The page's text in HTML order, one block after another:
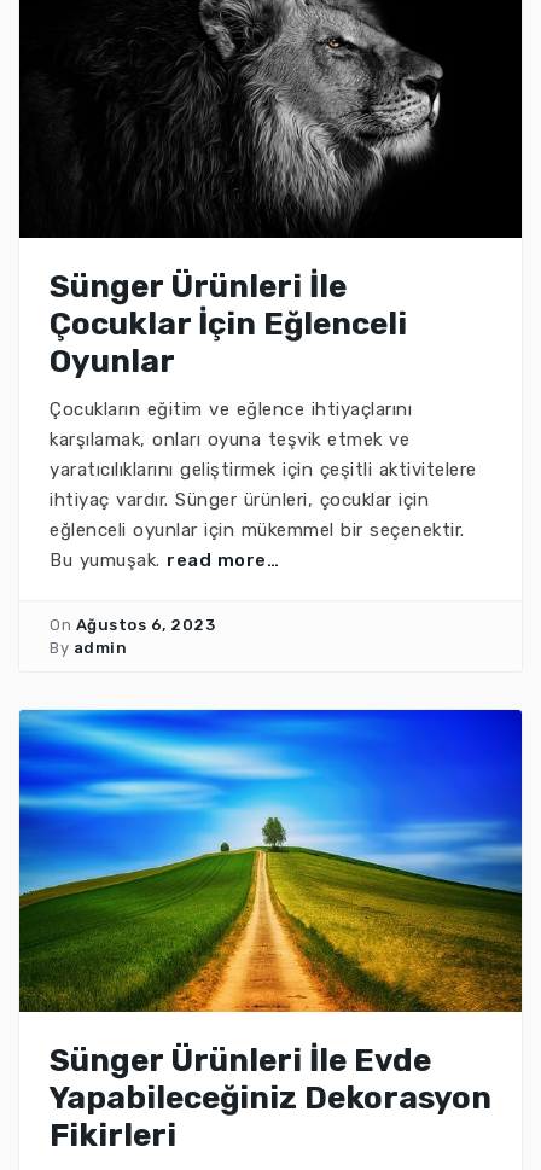
Sünger Ürünleri İle
Çocuklar İçin Eğlenceli
Oyunlar
Çocukların eğitim ve eğlence ihtiyaçlarını
karşılamak, onları oyuna teşvik etmek ve
yaratıcılıklarını geliştirmek için çeşitli aktivitelere
ihtiyaç vardır. Sünger ürünleri, çocuklar için
eğlenceli oyunlar için mükemmel bir seçenektir.
Bu yumuşak. read more…
On Ağustos 6, 2023
By admin
Sünger Ürünleri İle Evde
Yapabileceğiniz Dekorasyon
Fikirleri